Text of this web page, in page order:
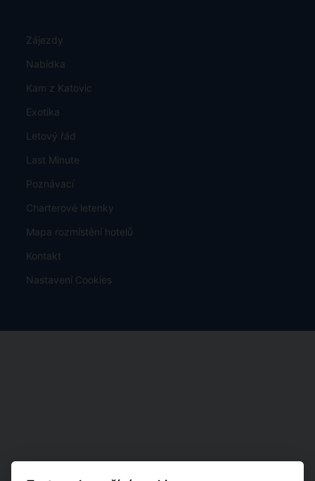
Zájezdy
Nabídka
Kam z Katovic
Exotika
Letový řád
Last Minute
Poznávací
Charterové letenky
Mapa rozmístění hotelů
Kontakt
Nastavení Cookies